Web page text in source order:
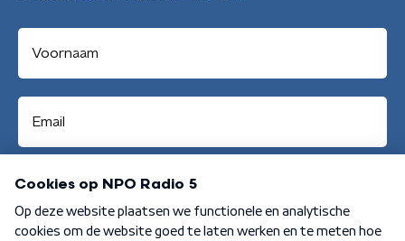
Aanmelden